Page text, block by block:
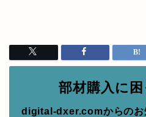
部材購入に困
digital-dxer.comからのお